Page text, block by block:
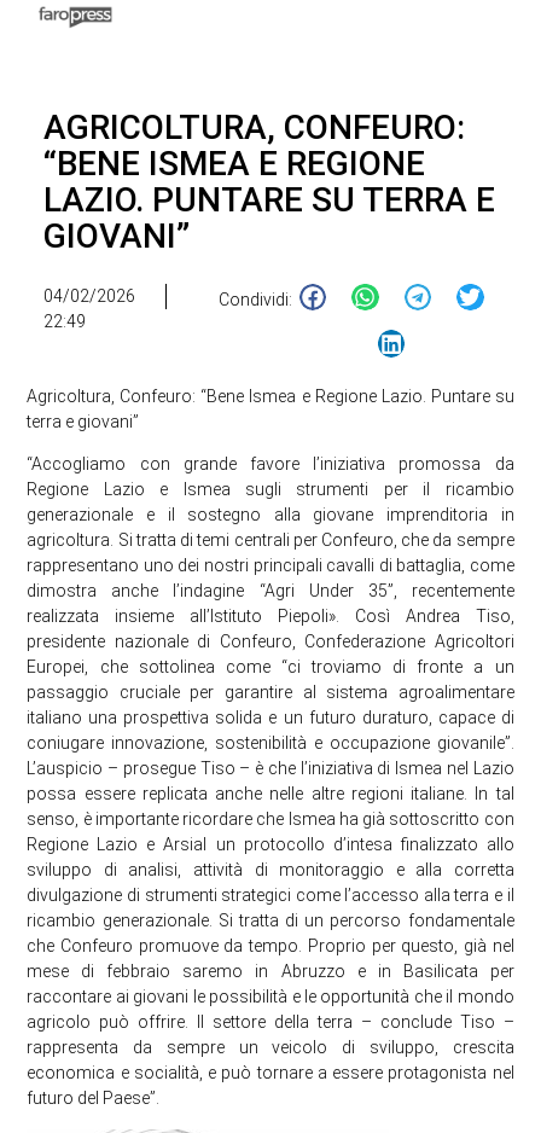
AGRICOLTURA, CONFEURO:
“BENE ISMEA E REGIONE
LAZIO. PUNTARE SU TERRA E
GIOVANI”
04/02/2026
22:49
Condividi:
Agricoltura, Confeuro: “Bene Ismea e Regione Lazio. Puntare su
terra e giovani”
“Accogliamo con grande favore l’iniziativa promossa da
Regione Lazio e Ismea sugli strumenti per il ricambio
generazionale e il sostegno alla giovane imprenditoria in
agricoltura. Si tratta di temi centrali per Confeuro, che da sempre
rappresentano uno dei nostri principali cavalli di battaglia, come
dimostra anche l’indagine “Agri Under 35”, recentemente
realizzata insieme all’Istituto Piepoli». Così Andrea Tiso,
presidente nazionale di Confeuro, Confederazione Agricoltori
Europei, che sottolinea come “ci troviamo di fronte a un
passaggio cruciale per garantire al sistema agroalimentare
italiano una prospettiva solida e un futuro duraturo, capace di
coniugare innovazione, sostenibilità e occupazione giovanile”.
L’auspicio – prosegue Tiso – è che l’iniziativa di Ismea nel Lazio
possa essere replicata anche nelle altre regioni italiane. In tal
senso, è importante ricordare che Ismea ha già sottoscritto con
Regione Lazio e Arsial un protocollo d’intesa finalizzato allo
sviluppo di analisi, attività di monitoraggio e alla corretta
divulgazione di strumenti strategici come l’accesso alla terra e il
ricambio generazionale. Si tratta di un percorso fondamentale
che Confeuro promuove da tempo. Proprio per questo, già nel
mese di febbraio saremo in Abruzzo e in Basilicata per
raccontare ai giovani le possibilità e le opportunità che il mondo
agricolo può offrire. Il settore della terra – conclude Tiso –
rappresenta da sempre un veicolo di sviluppo, crescita
economica e socialità, e può tornare a essere protagonista nel
futuro del Paese”.